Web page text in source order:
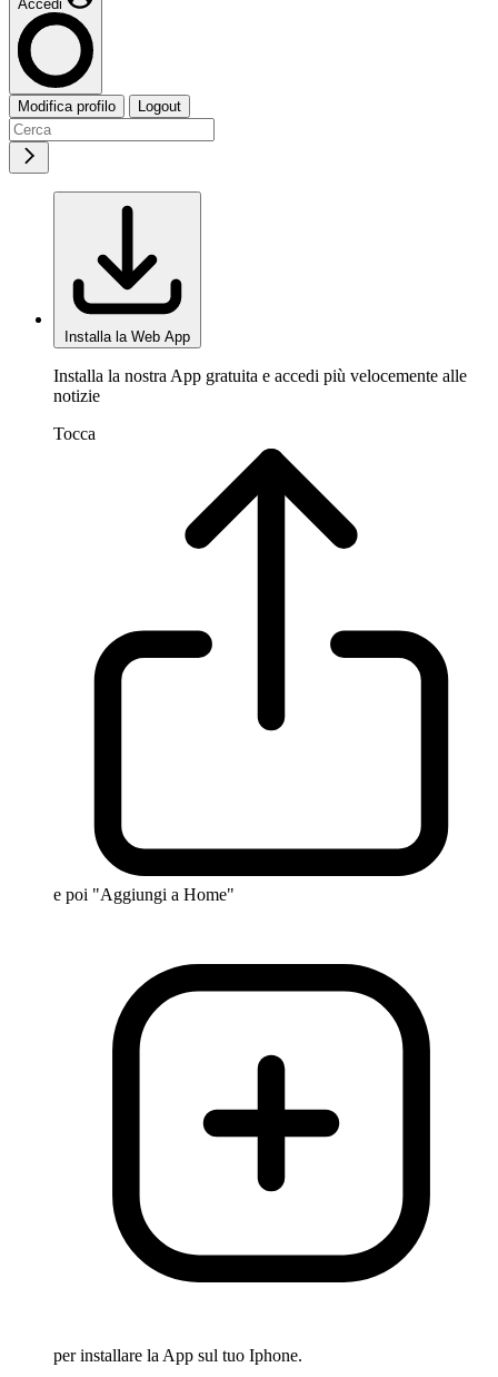
Accedi
Modifica profilo Logout
Installa la Web App
Installa la nostra App gratuita e accedi più velocemente alle
notizie
Tocca
e poi "Aggiungi a Home"
per installare la App sul tuo Iphone.